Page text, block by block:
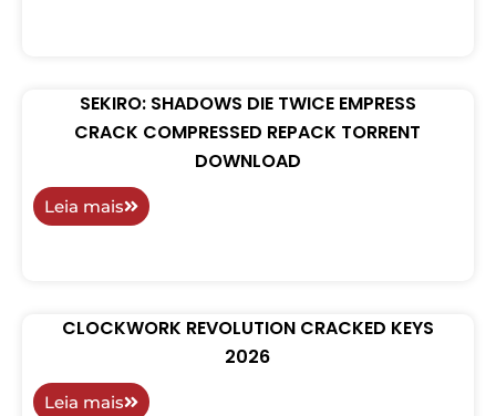
SEKIRO: SHADOWS DIE TWICE EMPRESS
CRACK COMPRESSED REPACK TORRENT
DOWNLOAD
Leia mais
CLOCKWORK REVOLUTION CRACKED KEYS
2026
Leia mais